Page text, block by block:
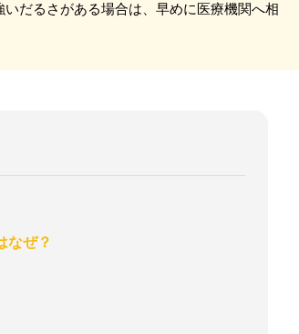
だるさがある場合は、早めに医療機関へ相
なぜ？